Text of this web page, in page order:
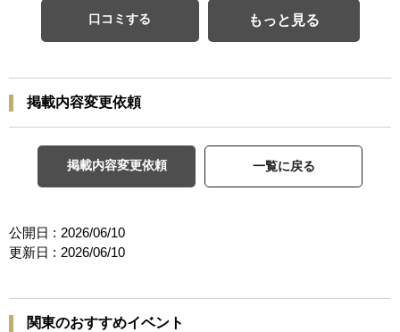
口コミする もっと見る
掲載内容変更依頼
掲載内容変更依頼 一覧に戻る
公開日 : 2026/06/10
更新日 : 2026/06/10
関東のおすすめイベント